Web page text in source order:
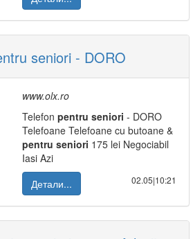
seniori - DORO
www.olx.ro
Telefon pentru seniori - DORO
Telefoane Telefoane cu butoane &
pentru seniori 175 lei Negociabil
Iasi Azi
Детали...
02.05|10:21